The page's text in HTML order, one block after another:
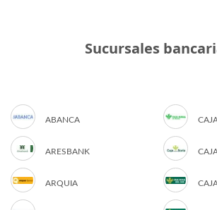
Sucursales
ABANCA
ARESBANK
ARQUIA